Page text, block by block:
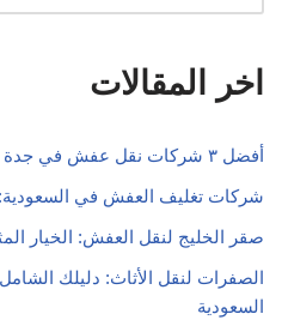
اخر المقالات
أفضل ٣ شركات نقل عفش في جدة لعام ٢٠٢٥ م
شركات تغليف العفش في السعودية:
صقر الخليج لنقل العفش: الخيار
الصفرات لنقل الأثاث: دليلك
السعودية